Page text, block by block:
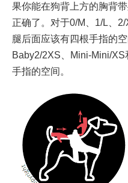
果你能在狗背上方的胸背
正确了。对于0/M、1/L、
腿后面应该有四根手指的
Baby2/2XS、Mini-Mini/
手指的空间。